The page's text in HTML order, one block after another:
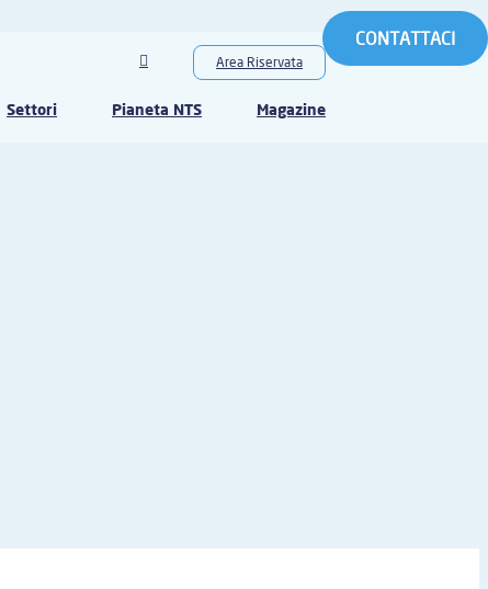
CONTATTACI
Area Riservata
Settori Pianeta NTS Magazine